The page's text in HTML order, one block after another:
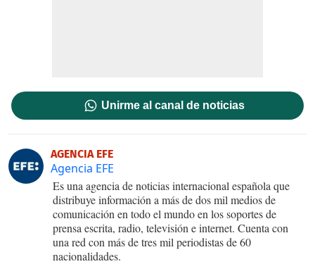
Unirme al canal de noticias
AGENCIA EFE
Agencia EFE
Es una agencia de noticias internacional española que
distribuye información a más de dos mil medios de
comunicación en todo el mundo en los soportes de
prensa escrita, radio, televisión e internet. Cuenta con
una red con más de tres mil periodistas de 60
nacionalidades.